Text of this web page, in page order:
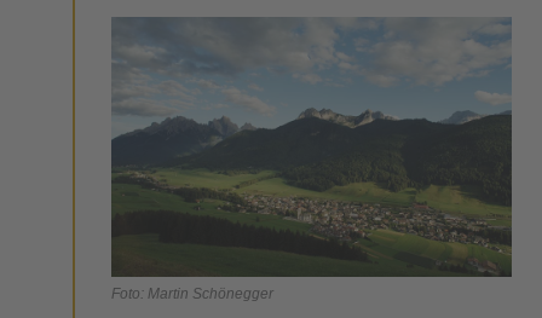
Foto: Martin Schönegger